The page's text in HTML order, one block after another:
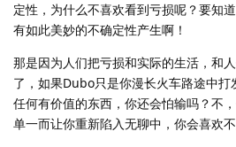
定性，为什么不喜欢看到亏损呢？要知
有如此美妙的不确定性产生啊！
那是因为人们把亏损和实际的生活，和
了，如果Dubo只是你漫长火车路途中打
任何有价值的东西，你还会怕输吗？不
单一而让你重新陷入无聊中，你会喜欢不